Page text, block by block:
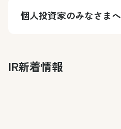
個人投資家のみなさまへ
IR新着情報